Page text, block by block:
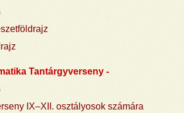
Tantárgyverseny -
IX–XII. osztályosok számára